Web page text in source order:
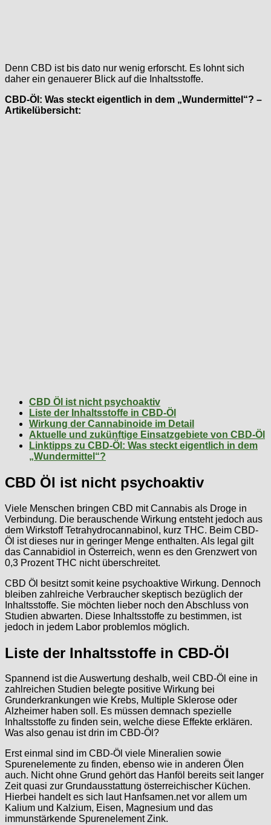
Denn CBD ist bis dato nur wenig erforscht. Es lohnt sich
daher ein genauerer Blick auf die Inhaltsstoffe.
CBD-Öl: Was steckt eigentlich in dem „Wundermittel“? –
Artikelübersicht:
CBD Öl ist nicht psychoaktiv
Liste der Inhaltsstoffe in CBD-Öl
Wirkung der Cannabinoide im Detail
Aktuelle und zukünftige Einsatzgebiete von CBD-Öl
Linktipps zu CBD-Öl: Was steckt eigentlich in dem
„Wundermittel“?
CBD Öl ist nicht psychoaktiv
Viele Menschen bringen CBD mit Cannabis als Droge in
Verbindung. Die berauschende Wirkung entsteht jedoch aus
dem Wirkstoff Tetrahydrocannabinol, kurz THC. Beim CBD-
Öl ist dieses nur in geringer Menge enthalten. Als legal gilt
das Cannabidiol in Österreich, wenn es den Grenzwert von
0,3 Prozent THC nicht überschreitet.
CBD Öl besitzt somit keine psychoaktive Wirkung. Dennoch
bleiben zahlreiche Verbraucher skeptisch bezüglich der
Inhaltsstoffe. Sie möchten lieber noch den Abschluss von
Studien abwarten. Diese Inhaltsstoffe zu bestimmen, ist
jedoch in jedem Labor problemlos möglich.
Liste der Inhaltsstoffe in CBD-Öl
Spannend ist die Auswertung deshalb, weil CBD-Öl eine in
zahlreichen Studien belegte positive Wirkung bei
Grunderkrankungen wie Krebs, Multiple Sklerose oder
Alzheimer haben soll. Es müssen demnach spezielle
Inhaltsstoffe zu finden sein, welche diese Effekte erklären.
Was also genau ist drin im CBD-Öl?
Erst einmal sind im CBD-Öl viele Mineralien sowie
Spurenelemente zu finden, ebenso wie in anderen Ölen
auch. Nicht ohne Grund gehört das Hanföl bereits seit langer
Zeit quasi zur Grundausstattung österreichischer Küchen.
Hierbei handelt es sich laut Hanfsamen.net vor allem um
Kalium und Kalzium, Eisen, Magnesium und das
immunstärkende Spurenelement Zink.